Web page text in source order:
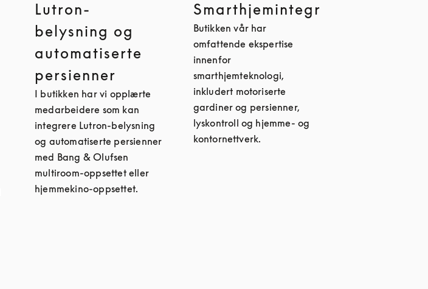
Lutron-
belysning og
automatiserte
persienner
I butikken har vi opplærte
medarbeidere som kan
integrere Lutron-belysning
og automatiserte persienner
med Bang & Olufsen
multiroom-oppsettet eller
hjemmekino-oppsettet.
Smarthjemintegrasjon
Butikken vår har
omfattende ekspertise
innenfor
smarthjemteknologi,
inkludert motoriserte
gardiner og persienner,
lyskontroll og hjemme- og
kontornettverk.